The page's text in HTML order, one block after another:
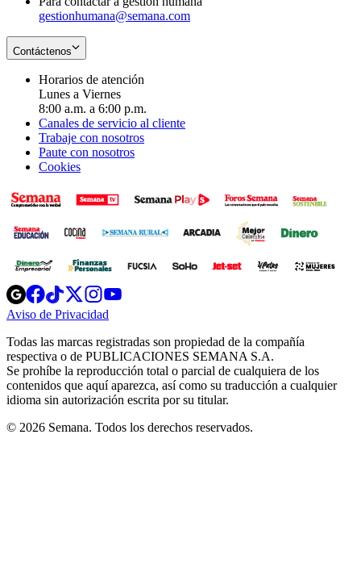
gestionhumana@semana.com
Contáctenos
Horarios de atención
Lunes a Viernes
8:00 a.m. a 6:00 p.m.
Canales de servicio al cliente
Trabaje con nosotros
Paute con nosotros
Cookies
Opens
in
new
Opens
in
new
Opens
in
new
window
Opens
new
windowwindow
Aviso de Privacidad
new
window
Todas las marcas registradas son propiedad de la compañía
respectiva o de PUBLICACIONES SEMANA S.A.
Se prohíbe la reproducción total o parcial de cualquiera de los
contenidos que aquí aparezca, así como su traducción a cualquier
idioma sin autorización escrita por su titular.
© 2026 Semana. Todos los derechos reservados.